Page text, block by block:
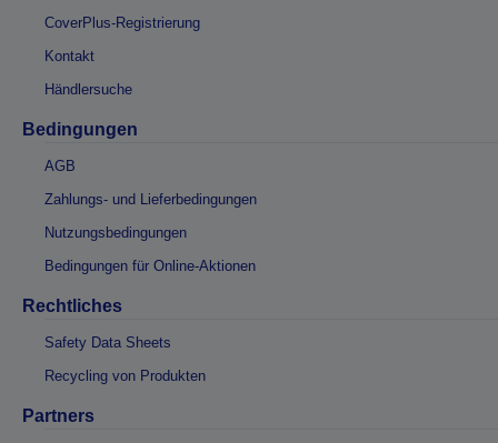
CoverPlus-Registrierung
Kontakt
Händlersuche
Bedingungen
AGB
Zahlungs- und Lieferbedingungen
Nutzungsbedingungen
Bedingungen für Online-Aktionen
Rechtliches
Safety Data Sheets
Recycling von Produkten
Partners